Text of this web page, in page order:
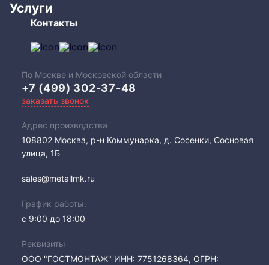
Услуги
Контакты
По Москве и Московской области
+7 (499) 302-37-48
заказать звонок
Адрес производства
108802​ Москва, р-н Коммунарка, д. Сосенки, Сосновая
улица, 1Б
sales@metallmk.ru
График работы:
с 9:00 до 18:00
Реквизиты
ООО "ГОСТМОНТАЖ" ИНН: 7751268364, ОГРН: